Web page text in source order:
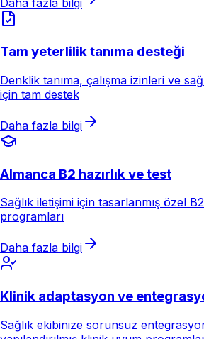
Daha fazla bilgi
Tam yeterlilik tanıma desteği
Denklik tanıma, çalışma izinleri ve
için tam destek
Daha fazla bilgi
Almanca B2 hazırlık ve test
Sağlık iletişimi için tasarlanmış özel
programları
Daha fazla bilgi
Klinik adaptasyon ve
Sağlık ekibinize sorunsuz